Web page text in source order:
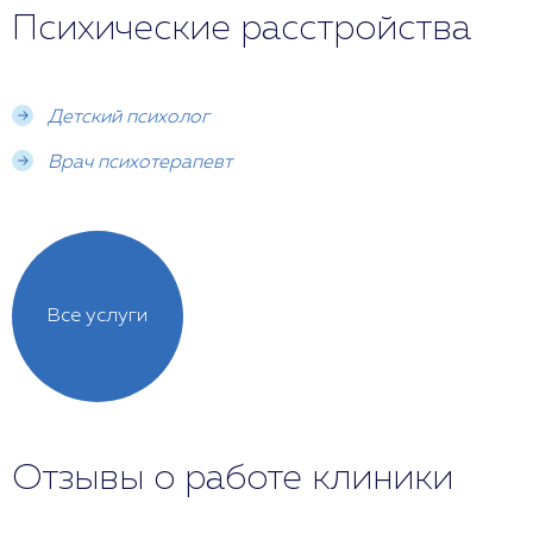
Психические расстройства
Детский психолог
Врач психотерапевт
Все услуги
Отзывы о работе клиники